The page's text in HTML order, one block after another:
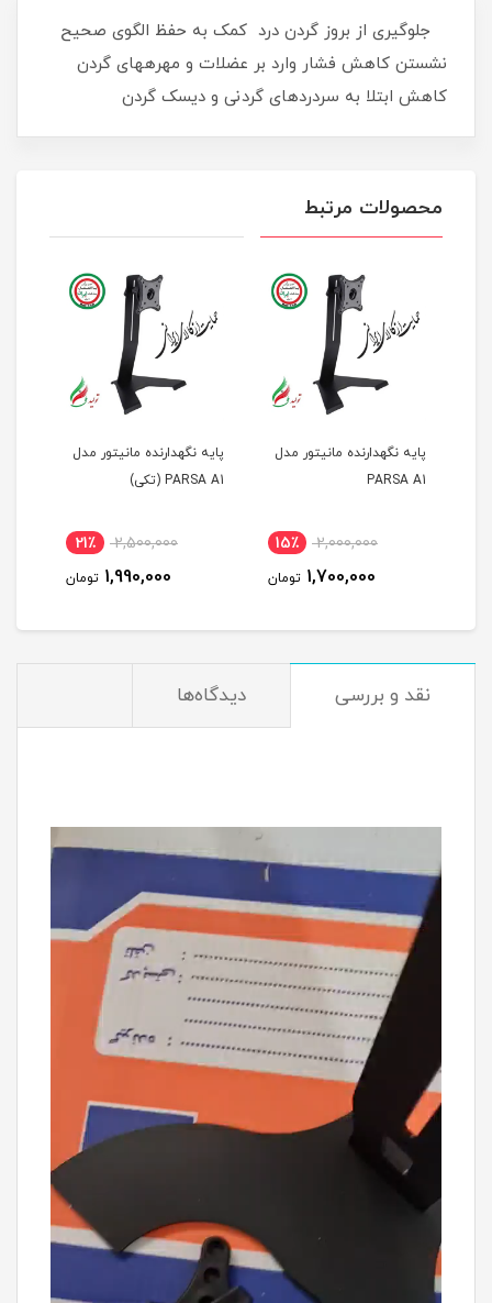
​ جلوگیری از بروز گردن درد کمک به حفظ الگوی صحیح
نشستن کاهش فشار وارد بر عضلات و مهره‎های گردن
کاهش ابتلا به سردردهای گردنی و دیسک گردن
محصولات مرتبط
پایه نگهدارنده مانیتور مدل
PARSA A1
2,000,000 15٪
1,700,000 تومان
پایه نگهدارنده مانیتور مدل
PARSA A1 (تکی)
2,500,000 21٪
1,990,000 تومان
نقد و بررسی دیدگاه‌ها